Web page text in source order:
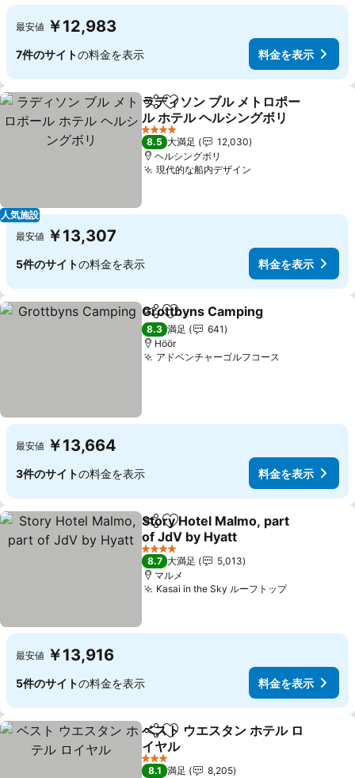
最安値 ￥12,983
7件のサイトの料金を表示 料金を表示
人気施設
シェアお気に入りに追加
ラディソン ブル メトロポー
ル ホテル ヘルシングボリ
4 ホテルのランク
8.5 大満足
12,030
ヘルシングボリ
現代的な船内デザイン
最安値 ￥13,307
5件のサイトの料金を表示 料金を表示
シェアお気に入りに追加
Grottbyns Camping
8.3 満足
641
Höör
アドベンチャーゴルフコース
最安値 ￥13,664
3件のサイトの料金を表示 料金を表示
シェアお気に入りに追加
Story Hotel Malmo, part
of JdV by Hyatt
4 ホテルのランク
8.7 大満足
5,013
マルメ
Kasai in the Sky ルーフトップ
最安値 ￥13,916
5件のサイトの料金を表示 料金を表示
シェアお気に入りに追加
ベスト ウエスタン ホテル ロ
イヤル
3 ホテルのランク
8.1 満足
8,205